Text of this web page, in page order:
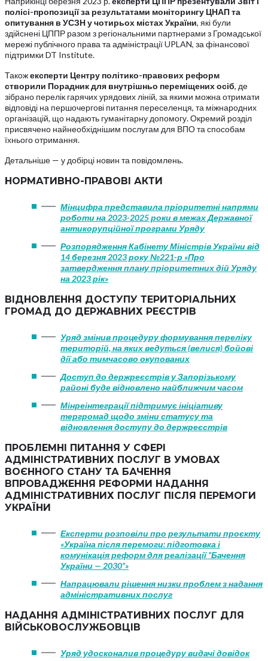
полісі-пропозиції за результатами моніторингу ЦНАП та
опитування в УСЗН у чотирьох містах України, які були
здійснені ЦППР разом з регіональними партнерами з Громадської
мережі публічного права та адміністрації UPLAN, за фінансової
підтримки DT Institute.
Такожексперти Центру політико-правових реформ
створили Порадник для внутрішньо переміщених осіб, де
зібрано перелік гарячих урядових ліній, за якими можна отримати
відповіді на першочергові питання переселенця, та міжнародних
організацій, що надають гуманітарну допомогу. Окремий розділ
присвячено найнеобхіднішим послугам для ВПО та способам
їхнього отримання.
Детальніше — у добірці новин та повідомлень.
НОРМАТИВНО-ПРАВОВІ АКТИ
Мінцифра представила пріоритетні напрями
роботи на 2023-2025 роки в межах Державної
антикорупційної програми Уряду
Розпорядження Кабінету Міністрів України від
14 березня 2023 року №221-р «Про
затвердження плану пріоритетних дій Уряду
на 2023 рік»
ВІДНОВЛЕННЯ ДОСТУПУ ТЕРИТОРІАЛЬНИХ
ГРОМАД ДО ДЕРЖАВНИХ РЕЄСТРІВ
Уряд змінив процедуру формування переліку
територій, на яких ведуться (велися) бойові
дії або тимчасово окупованих
Доступ до держреєстрів у Запорізькому
районі буде відновлено найближчим часом
Мінреінтеграції підтримує ініціативу
тергромад щодо зміни статусу та
відновлення доступу до держреєстрів
ПРОБЛЕМНІ ПИТАННЯ У СФЕРІ
АДМІНІСТРАТИВНИХ ПОСЛУГ В УМОВАХ
ВОЄННОГО СТАНУ ТА БАЧЕННЯ
ВПРОВАДЖЕННЯ РЕФОРМИ НАДАННЯ
АДМІНІСТРАТИВНИХ ПОСЛУГ ПІСЛЯ ПЕРЕМОГИ
УКРАЇНИ
Експерти розповіли про результати проєкту
«Україна після перемоги: підготовка і
комунікація реформ для реалізації “Бачення
України — 2030”»
Напрацювали рішення низки проблем з надання
адміністративних послуг
НАДАННЯ АДМІНІСТРАТИВНИХ ПОСЛУГ ДЛЯ
ВІЙСЬКОВОСЛУЖБОВЦІВ
Уряд удосконалив процедуру видачі довідок